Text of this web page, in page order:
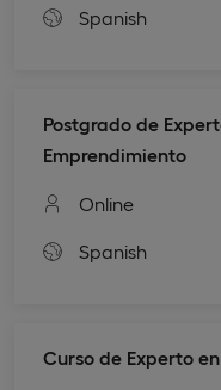
Spanish
Postgrado de
Emprendimiento
Online
Spanish
Curso de Experto